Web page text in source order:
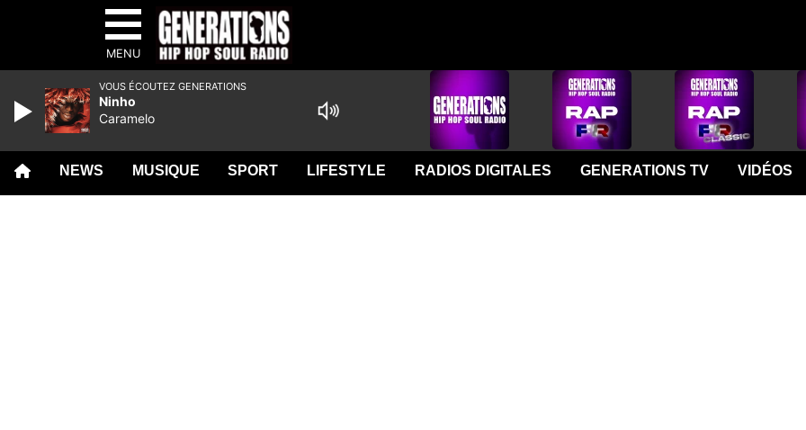
MENU
NEWS MUSIQUE SPORT LIFESTYLE RADIOS DIGITALES GENERATIONS TV VIDÉOS
VOUS ÉCOUTEZ GENERATIONS
Ninho
Caramelo